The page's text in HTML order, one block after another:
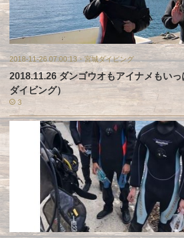
2018-11-26 07:00:13・宮城ダイビング
2018.11.26 ダンゴウオもアイナメもい
ダイビング）
3